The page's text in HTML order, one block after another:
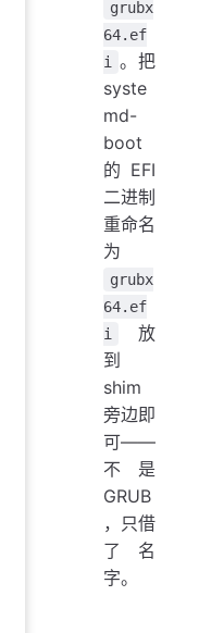
grubx
64.ef
i
。把
syste
md-
boot
的 EFI
二进制
重命名
为
grubx
64.ef
i
放
到
shim
旁边即
可——
不是
GRUB
，只借
了名
字。